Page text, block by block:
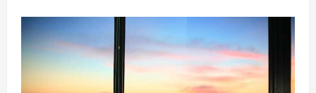
смарт‑контрактів
перед
вкладенням
коштів
–
чек‑ліст